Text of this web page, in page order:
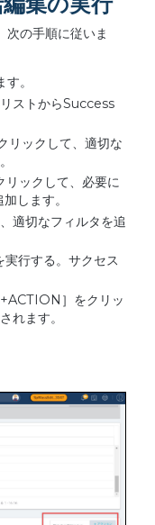
次の手順に従いま
。
ストからSuccess
ックして、適切な
ックして、必要に
します。
適切なフィルタを追
行する。サクセス
］をクリッ
れます。